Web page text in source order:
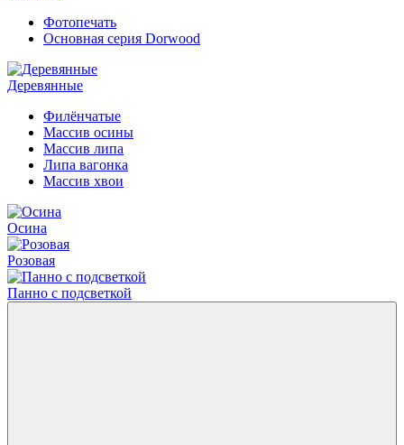
Фотопечать
Основная серия Dorwood
Деревянные
Филёнчатые
Массив осины
Массив липа
Липа вагонка
Массив хвои
Осина
Розовая
Панно с подсветкой